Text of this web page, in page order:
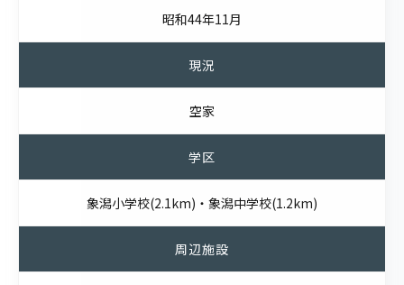
昭和44年11月
現況
空家
学区
象潟小学校(2.1km)・象潟中学校(1.2km)
周辺施設